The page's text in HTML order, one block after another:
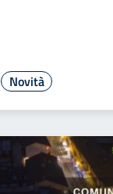
Novità